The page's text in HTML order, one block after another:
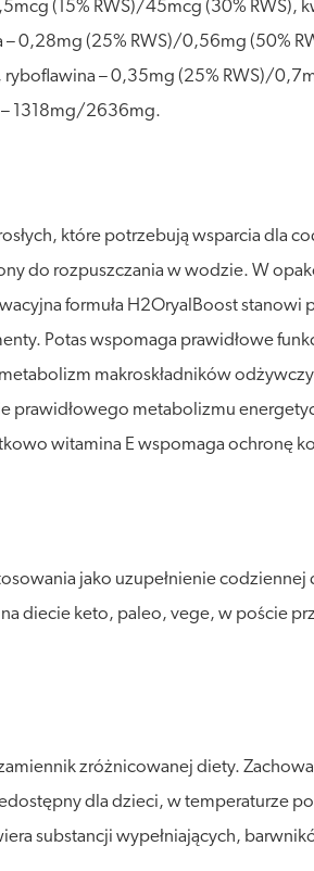
(15% RWS)/45mcg (30%
0,28mg (25% RWS)/0,56mg (50%
– 0,35mg (25% RWS)/
– 1318mg/2636mg.
które potrzebują wsparcia dla
do rozpuszczania w wodzie. W
formuła H2OryalBoost
Potas wspomaga prawidłowe
makroskładników
prawidłowego metabolizmu
witamina E wspomaga ochronę
jako uzupełnienie codziennej
diecie keto, paleo, vege, w poście
zróżnicowanej diety.
dla dzieci, w temperaturze
substancji wypełniających,